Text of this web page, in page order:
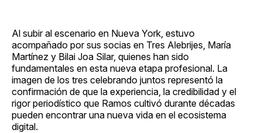
Al subir al escenario en Nueva York, estuvo
acompañado por sus socias en Tres Alebrijes, María
Martínez y Bilai Joa Silar, quienes han sido
fundamentales en esta nueva etapa profesional. La
imagen de los tres celebrando juntos representó la
confirmación de que la experiencia, la credibilidad y el
rigor periodístico que Ramos cultivó durante décadas
pueden encontrar una nueva vida en el ecosistema
digital.